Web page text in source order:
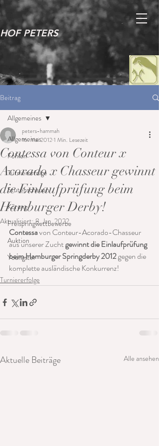
HOF PETERS
Beitrag
Allgemeines
Fohlen
Turniererfolge
Stutenschauen
Körung
Freispringwettbewerbe
Auktion
Youngster
Allgemeines
Contessa von Conteur x
Acorado x Chasseur gewinnt
die Einlaufprüfung beim
Hamburger Derby!
peters-hammah
16. Mai 20121 Min. Lesezeit
Aktualisiert:8. Jan. 2022
Contessa von Conteur-Acorado-Chasseur
aus unserer Zucht gewinnt die Einlaufprüfung
beim Hamburger Springderby 2012 gegen die
komplette ausländische Konkurrenz!
Turniererfolge
Aktuelle Beiträge Alle ansehen